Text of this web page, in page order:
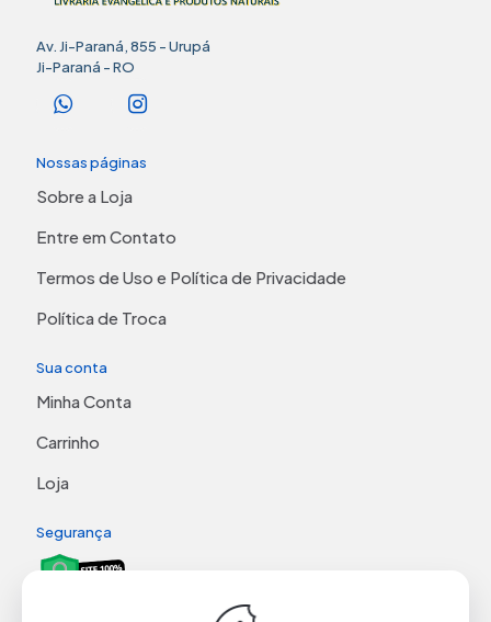
Av. Ji-Paraná, 855 - Urupá
Ji-Paraná - RO
Nossas páginas
Sobre a Loja
Entre em Contato
Termos de Uso e Política de Privacidade
Política de Troca
Sua conta
Minha Conta
Carrinho
Loja
Segurança